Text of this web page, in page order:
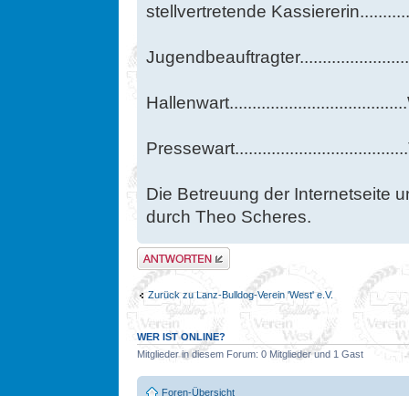
stellvertretende
Die Betreuung der Internetseite
durch Theo Scheres.
Antwort erstellen
Zurück zu Lanz-Bulldog-Verein 'West' e.V.
WER IST ONLINE?
Mitglieder in diesem Forum: 0 Mitglieder und 1 Gast
Foren-Übersicht